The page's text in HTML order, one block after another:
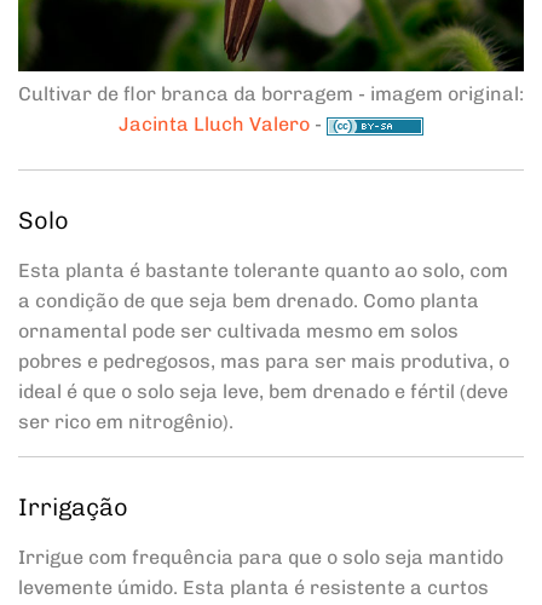
Cultivar de flor branca da borragem - imagem original:
Jacinta Lluch Valero -
Solo
Esta planta é bastante tolerante quanto ao solo, com
a condição de que seja bem drenado. Como planta
ornamental pode ser cultivada mesmo em solos
pobres e pedregosos, mas para ser mais produtiva, o
ideal é que o solo seja leve, bem drenado e fértil (deve
ser rico em nitrogênio).
Irrigação
Irrigue com frequência para que o solo seja mantido
levemente úmido. Esta planta é resistente a curtos